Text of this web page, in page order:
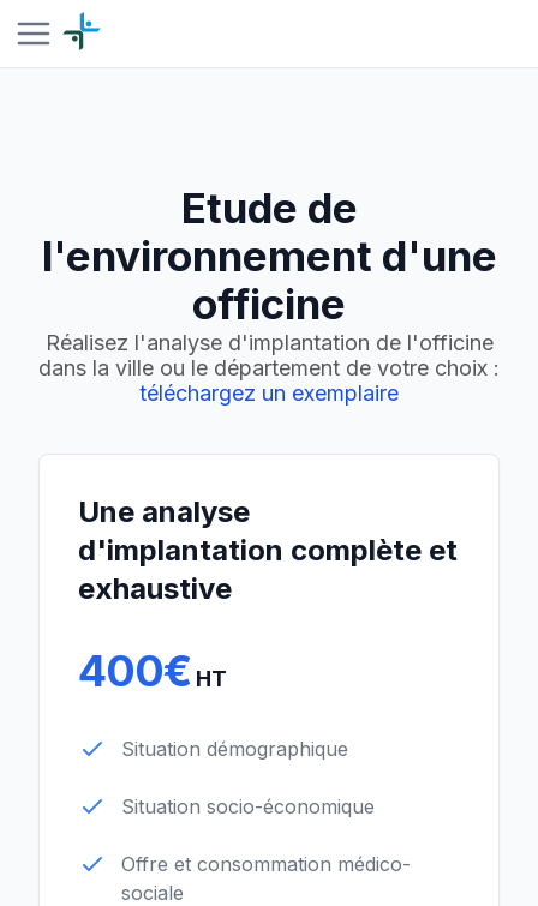
Etude de
l'environnement d'une
officine
Réalisez l'analyse d'implantation de l'officine
dans la ville ou le département de votre choix :
téléchargez un exemplaire
Une analyse
d'implantation complète et
exhaustive
400€ HT
Situation démographique
Situation socio-économique
Offre et consommation médico-
sociale